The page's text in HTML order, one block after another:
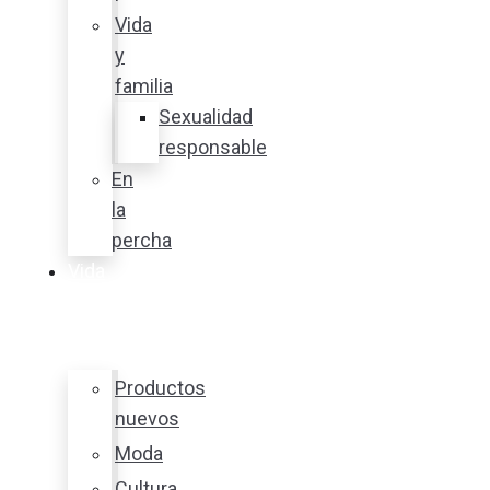
Vida
y
familia
Sexualidad
responsable
En
la
percha
Productos
nuevos
Moda